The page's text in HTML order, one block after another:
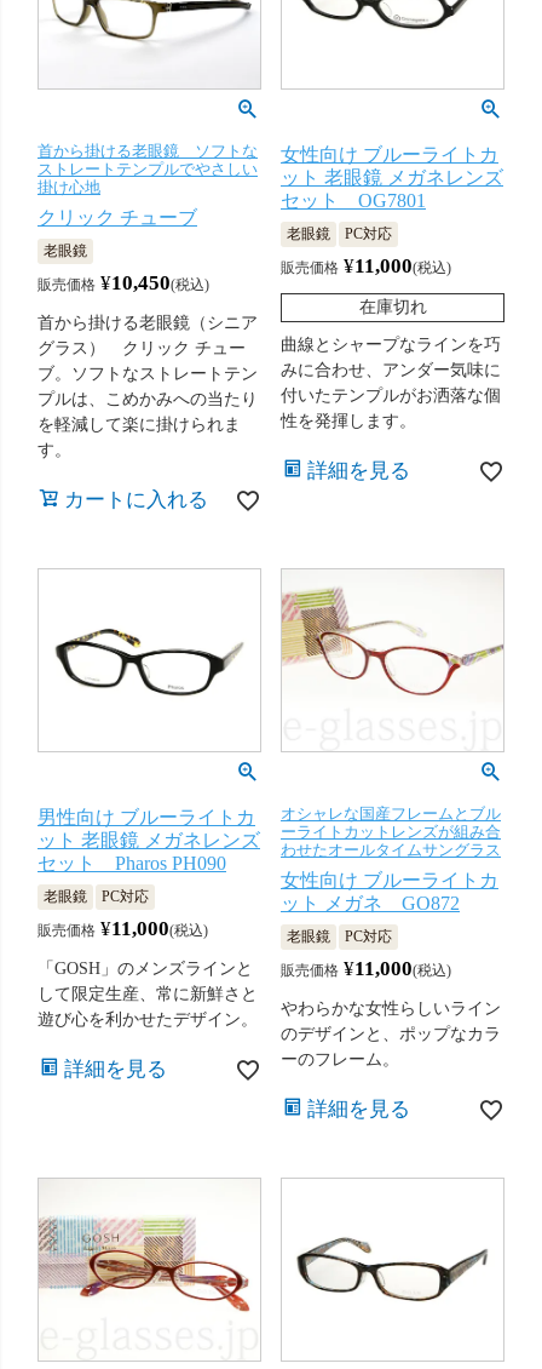
首から掛ける老眼鏡 ソフトな
ストレートテンプルでやさしい
掛け心地
クリック チューブ
老眼鏡
販売価格 ¥10,450 税込
首から掛ける老眼鏡（シニア
グラス） クリック チュー
ブ。ソフトなストレートテン
プルは、こめかみへの当たり
を軽減して楽に掛けられま
す。
カートに入れる
女性向け ブルーライトカ
ット 老眼鏡 メガネレンズ
セット OG7801
老眼鏡
PC対応
販売価格 ¥11,000 税込
在庫切れ
曲線とシャープなラインを巧
みに合わせ、アンダー気味に
付いたテンプルがお洒落な個
性を発揮します。
詳細を見る
男性向け ブルーライトカ
ット 老眼鏡 メガネレンズ
セット Pharos PH090
老眼鏡
PC対応
販売価格 ¥11,000 税込
「GOSH」のメンズラインと
して限定生産、常に新鮮さと
遊び心を利かせたデザイン。
詳細を見る
オシャレな国産フレームとブル
ーライトカットレンズが組み合
わせたオールタイムサングラス
女性向け ブルーライトカ
ット メガネ GO872
老眼鏡
PC対応
販売価格 ¥11,000 税込
やわらかな女性らしいライン
のデザインと、ポップなカラ
ーのフレーム。
詳細を見る